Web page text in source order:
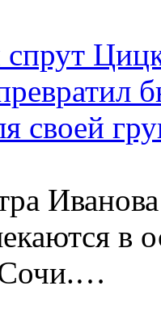
своей
в
Сочи.…